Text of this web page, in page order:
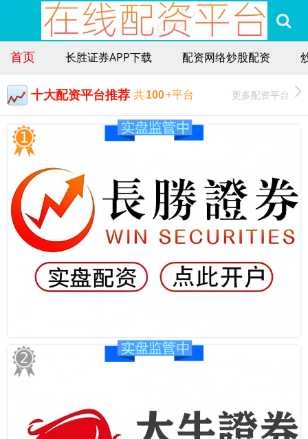
首页 长胜证券APP下载 配资网络炒股配资
十大配资平台推荐 共100+平台 更多配资平台